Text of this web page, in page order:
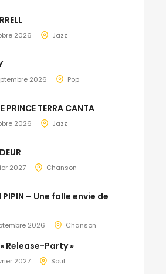
2026 Jazz
2026 Pop
PRINCE TERRA CANTA
2026 Jazz
2027 Chanson
PIPIN – Une folle envie de
2026 Chanson
« Release-Party »
2027 Soul